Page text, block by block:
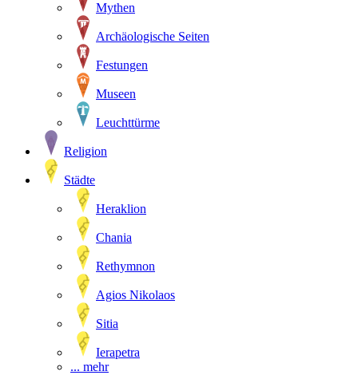
Mythen
Archäologische Seiten
Festungen
Museen
Leuchttürme
Religion
Städte
Heraklion
Chania
Rethymnon
Agios Nikolaos
Sitia
Ierapetra
... mehr